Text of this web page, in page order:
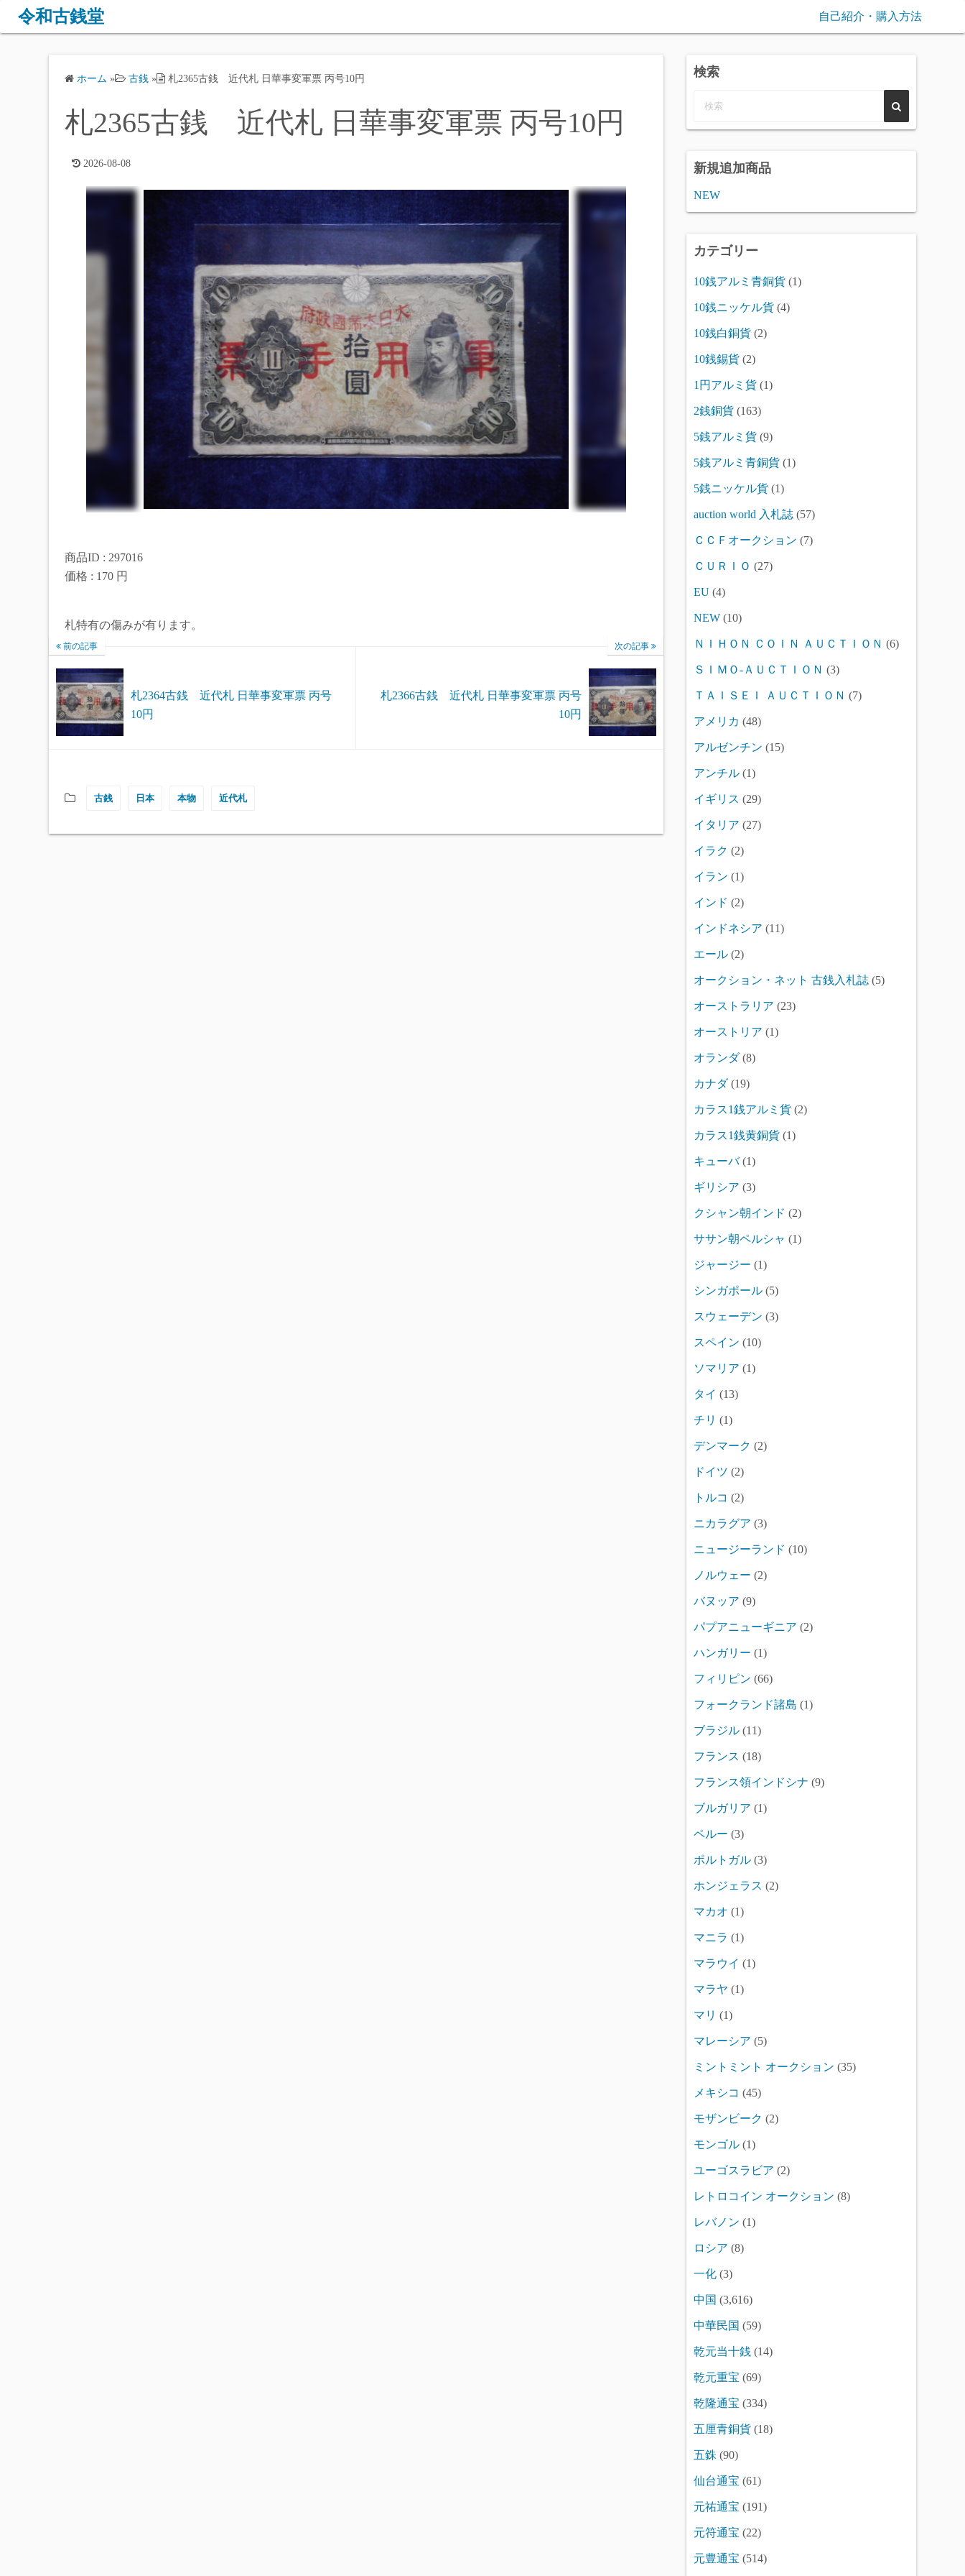
令和古銭堂 自己紹介・購入方法
ホーム » 古銭 » 札2365古銭 近代札 日華事変軍票 丙号10円
札2365古銭 近代札 日華事変軍票 丙号10円
2026-08-08
商品ID : 297016
価格 : 170 円
札特有の傷みが有ります。
前の記事
札2364古銭 近代札 日華事変軍票 丙号
10円
次の記事
札2366古銭 近代札 日華事変軍票 丙号
10円
古銭 日本 本物 近代札
検索
新規追加商品
NEW
カテゴリー
10銭アルミ青銅貨 (1)
10銭ニッケル貨 (4)
10銭白銅貨 (2)
10銭錫貨 (2)
1円アルミ貨 (1)
2銭銅貨 (163)
5銭アルミ貨 (9)
5銭アルミ青銅貨 (1)
5銭ニッケル貨 (1)
auction world 入札誌 (57)
ＣＣＦオークション (7)
ＣＵＲＩＯ (27)
EU (4)
NEW (10)
ＮＩＨＯＮ ＣＯＩＮ ＡＵＣＴＩＯＮ (6)
ＳＩＭＯ-ＡＵＣＴＩＯＮ (3)
ＴＡＩＳＥＩ ＡＵＣＴＩＯＮ (7)
アメリカ (48)
アルゼンチン (15)
アンチル (1)
イギリス (29)
イタリア (27)
イラク (2)
イラン (1)
インド (2)
インドネシア (11)
エール (2)
オークション・ネット 古銭入札誌 (5)
オーストラリア (23)
オーストリア (1)
オランダ(8)
カナダ(19)
カラス1銭アルミ貨 (2)
カラス1銭黄銅貨 (1)
キューバ(1)
ギリシア (3)
クシャン朝インド (2)
ササン朝ペルシャ (1)
ジャージー (1)
シンガポール (5)
スウェーデン (3)
スペイン (10)
ソマリア (1)
タイ (13)
チリ (1)
デンマーク (2)
ドイツ (2)
トルコ (2)
ニカラグア (3)
ニュージーランド (10)
ノルウェー (2)
バヌッア (9)
パプアニューギニア (2)
ハンガリー (1)
フィリピン (66)
フォークランド諸島 (1)
ブラジル (11)
フランス (18)
フランス領インドシナ (9)
ブルガリア (1)
ペルー (3)
ポルトガル (3)
ホンジェラス (2)
マカオ (1)
マニラ (1)
マラウイ (1)
マラヤ (1)
マリ (1)
マレーシア (5)
ミントミント オークション (35)
メキシコ (45)
モザンビーク (2)
モンゴル (1)
ユーゴスラビア (2)
レトロコイン オークション (8)
レバノン (1)
ロシア (8)
一化 (3)
中国 (3,616)
中華民国 (59)
乾元当十銭 (14)
乾元重宝 (69)
乾隆通宝 (334)
五厘青銅貨 (18)
五銖 (90)
仙台通宝 (61)
元祐通宝 (191)
元符通宝 (22)
元豊通宝 (514)